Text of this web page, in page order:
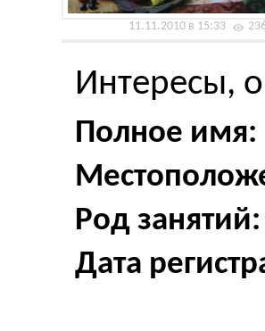
11.11.2010 в 15:33
Интересы,
Полное имя:
Род занятий:
Дата